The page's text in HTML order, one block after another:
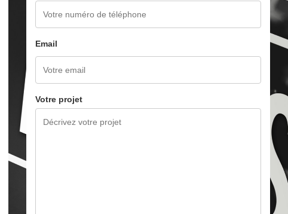
Email
Votre projet